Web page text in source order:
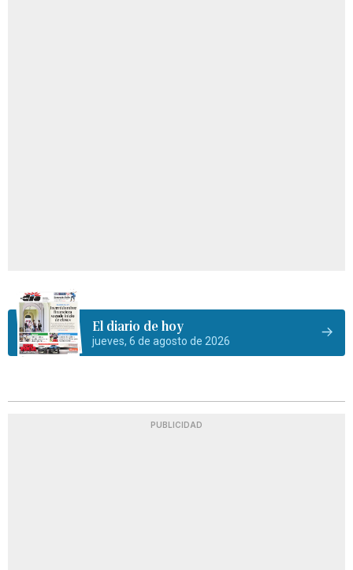
El diario de hoy
jueves, 6 de agosto de 2026
PUBLICIDAD